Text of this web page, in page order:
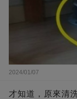
2024/01/07
才知道，原來清